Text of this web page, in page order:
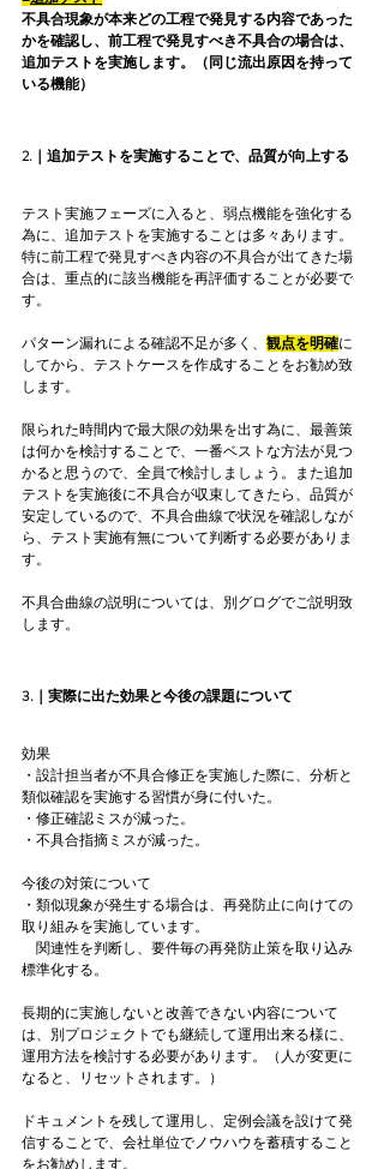
不具合現象が本来どの工程で発見する内容であった
かを確認し、前工程で発見すべき不具合の場合は、
追加テストを実施します。（同じ流出原因を持って
いる機能）
2.｜追加テストを実施することで、品質が向上する
テスト実施フェーズに入ると、弱点機能を強化する
為に、追加テストを実施することは多々あります。
特に前工程で発見すべき内容の不具合が出てきた場
合は、重点的に該当機能を再評価することが必要で
す。
パターン漏れによる確認不足が多く、 観点を明確に
してから、テストケースを作成することをお勧め致
します。
限られた時間内で最大限の効果を出す為に、最善策
は何かを検討することで、一番ベストな方法が見つ
かると思うので、全員で検討しましょう。また追加
テストを実施後に不具合が収束してきたら、品質が
安定しているので、不具合曲線で状況を確認しなが
ら、テスト実施有無について判断する必要がありま
す。
不具合曲線の説明については、別グログでご説明致
します。
3.｜実際に出た効果と今後の課題について
効果
・設計担当者が不具合修正を実施した際に、分析と
類似確認を実施する習慣が身に付いた。
・修正確認ミスが減った。
・不具合指摘ミスが減った。
今後の対策について
・類似現象が発生する場合は、再発防止に向けての
取り組みを実施しています。
関連性を判断し、要件毎の再発防止策を取り込み
標準化する。
長期的に実施しないと改善できない内容について
は、別プロジェクトでも継続して運用出来る様に、
運用方法を検討する必要があります。（人が変更に
なると、リセットされます。）
ドキュメントを残して運用し、定例会議を設けて発
信することで、会社単位でノウハウを蓄積すること
をお勧めします。